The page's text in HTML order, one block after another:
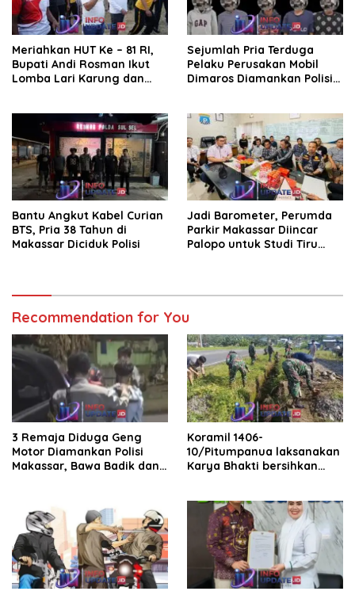
Meriahkan HUT Ke – 81 RI,
Bupati Andi Rosman Ikut
Lomba Lari Karung dan
Sejumlah Pria Terduga
Pelaku Perusakan Mobil
Dimaros Diamankan Polisi.
Bantu Angkut Kabel Curian
BTS, Pria 38 Tahun di
Makassar Diciduk Polisi
Jadi Barometer, Perumda
Parkir Makassar Diincar
Palopo untuk Studi Tiru
Recommendation for You
3 Remaja Diduga Geng
Motor Diamankan Polisi
Makassar, Bawa Badik dan
Koramil 1406-
10/Pitumpanua laksanakan
Karya Bhakti bersihkan